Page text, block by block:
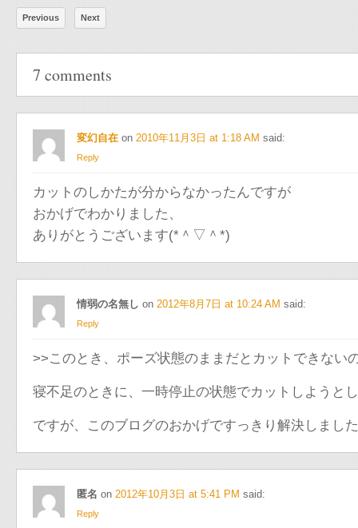
Previous Next
7 comments
変幻自在 on 2010年11月3日 at 1:18 AM said:
Reply
カットのしかたが分からなかったんですが
おかげでわかりました、
ありがとうございます(*＾▽＾*)
情弱の名無し on 2012年8月7日 at 10:24 AM said:
Reply
>>このとき、ポーズ状態のままだとカットできない
寝不足のときに、一時停止の状態でカットしようと
ですが、このブログのおかげですっきり解決しまし
匿名 on 2012年10月3日 at 5:41 PM said:
Reply